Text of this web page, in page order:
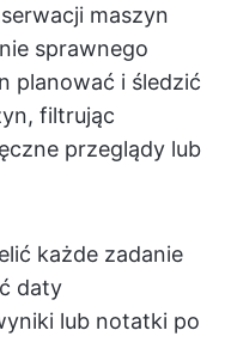
maszyn
sprawnego
planować i śledzić
filtrując
przeglądy lub
każde zadanie
daty
lub notatki po